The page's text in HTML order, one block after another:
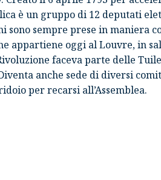
è un gruppo di 12 deputati
sono sempre prese in maniera
appartiene oggi al Louvre, in
faceva parte delle
anche sede di diversi
per recarsi all’Assemblea.